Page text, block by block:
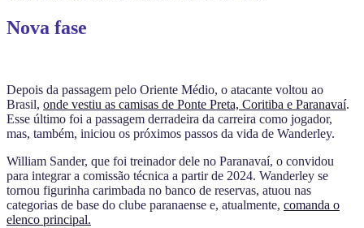
Nova fase
Depois da passagem pelo Oriente Médio, o atacante voltou ao
Brasil, onde vestiu as camisas de Ponte Preta, Coritiba e Paranavaí.
Esse último foi a passagem derradeira da carreira como jogador,
mas, também, iniciou os próximos passos da vida de Wanderley.
William Sander, que foi treinador dele no Paranavaí, o convidou
para integrar a comissão técnica a partir de 2024. Wanderley se
tornou figurinha carimbada no banco de reservas, atuou nas
categorias de base do clube paranaense e, atualmente, comanda o
elenco principal.